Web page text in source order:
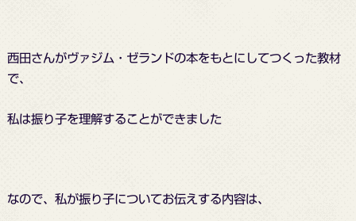
西田さんがヴァジム・ゼランドの本をもとにしてつくった教材
で、
私は振り子を理解することができました
なので、私が振り子についてお伝えする内容は、